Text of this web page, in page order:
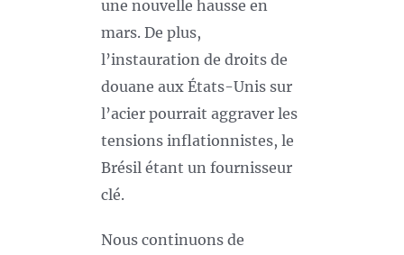
une nouvelle hausse en
mars. De plus,
l’instauration de droits de
douane aux États-Unis sur
l’acier pourrait aggraver les
tensions inflationnistes, le
Brésil étant un fournisseur
clé.
Nous continuons de